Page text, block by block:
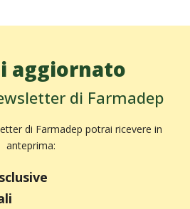
aggiornato
di Farmadep
di Farmadep potrai ricevere in
anteprima: